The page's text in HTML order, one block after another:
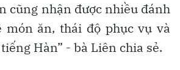
cũng nhận được nhiều đánh
món ăn, thái độ phục vụ và
Hàn” - bà Liên chia sẻ.